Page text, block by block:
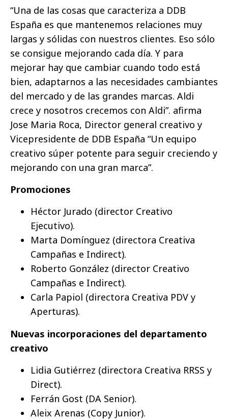
“Una de las cosas que caracteriza a DDB
España es que mantenemos relaciones muy
largas y sólidas con nuestros clientes. Eso sólo
se consigue mejorando cada día. Y para
mejorar hay que cambiar cuando todo está
bien, adaptarnos a las necesidades cambiantes
del mercado y de las grandes marcas. Aldi
crece y nosotros crecemos con Aldi”. afirma
Jose Maria Roca, Director general creativo y
Vicepresidente de DDB España “Un equipo
creativo súper potente para seguir creciendo y
mejorando con una gran marca”.
Promociones
Héctor Jurado (director Creativo
Ejecutivo).
Marta Domínguez (directora Creativa
Campañas e Indirect).
Roberto González (director Creativo
Campañas e Indirect).
Carla Papiol (directora Creativa PDV y
Aperturas).
Nuevas incorporaciones del departamento
creativo
Lidia Gutiérrez (directora Creativa RRSS y
Direct).
Ferrán Gost (DA Senior).
Aleix Arenas (Copy Junior).